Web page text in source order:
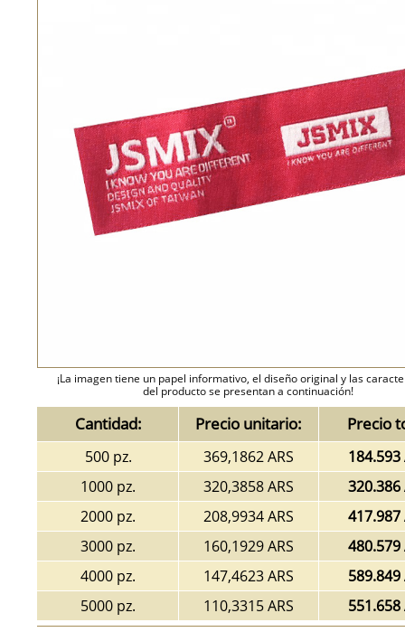
¡La imagen tiene un papel informativo, el diseño original y las
del producto se presentan a continuación!
Cantidad: Precio unitario: Precio
500 pz. 369,1862 ARS
184.593
1000 pz.
320,3858 ARS
320.386
2000 pz.
208,9934 ARS
417.987
3000 pz.
160,1929 ARS
480.579
4000 pz.
147,4623 ARS
589.849
5000 pz.
110,3315 ARS 551.658